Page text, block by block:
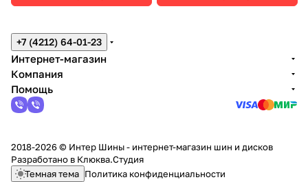
+7 (4212) 64-01-23
Интернет-магазин
Компания
Помощь
2018-2026 © Интер Шины - интернет-магазин шин и дисков
Разработано в Клюква.Студия
Темная тема Политика конфиденциальности